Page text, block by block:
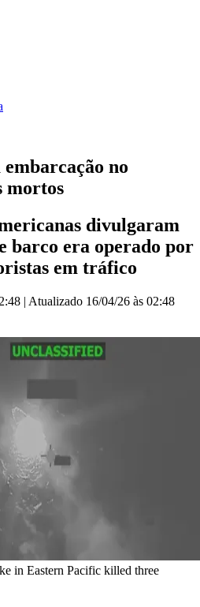
no
mortos
divulgaram
barco era operado por
em tráfico
| Atualizado 16/04/26 às 02:48
in Eastern Pacific killed three